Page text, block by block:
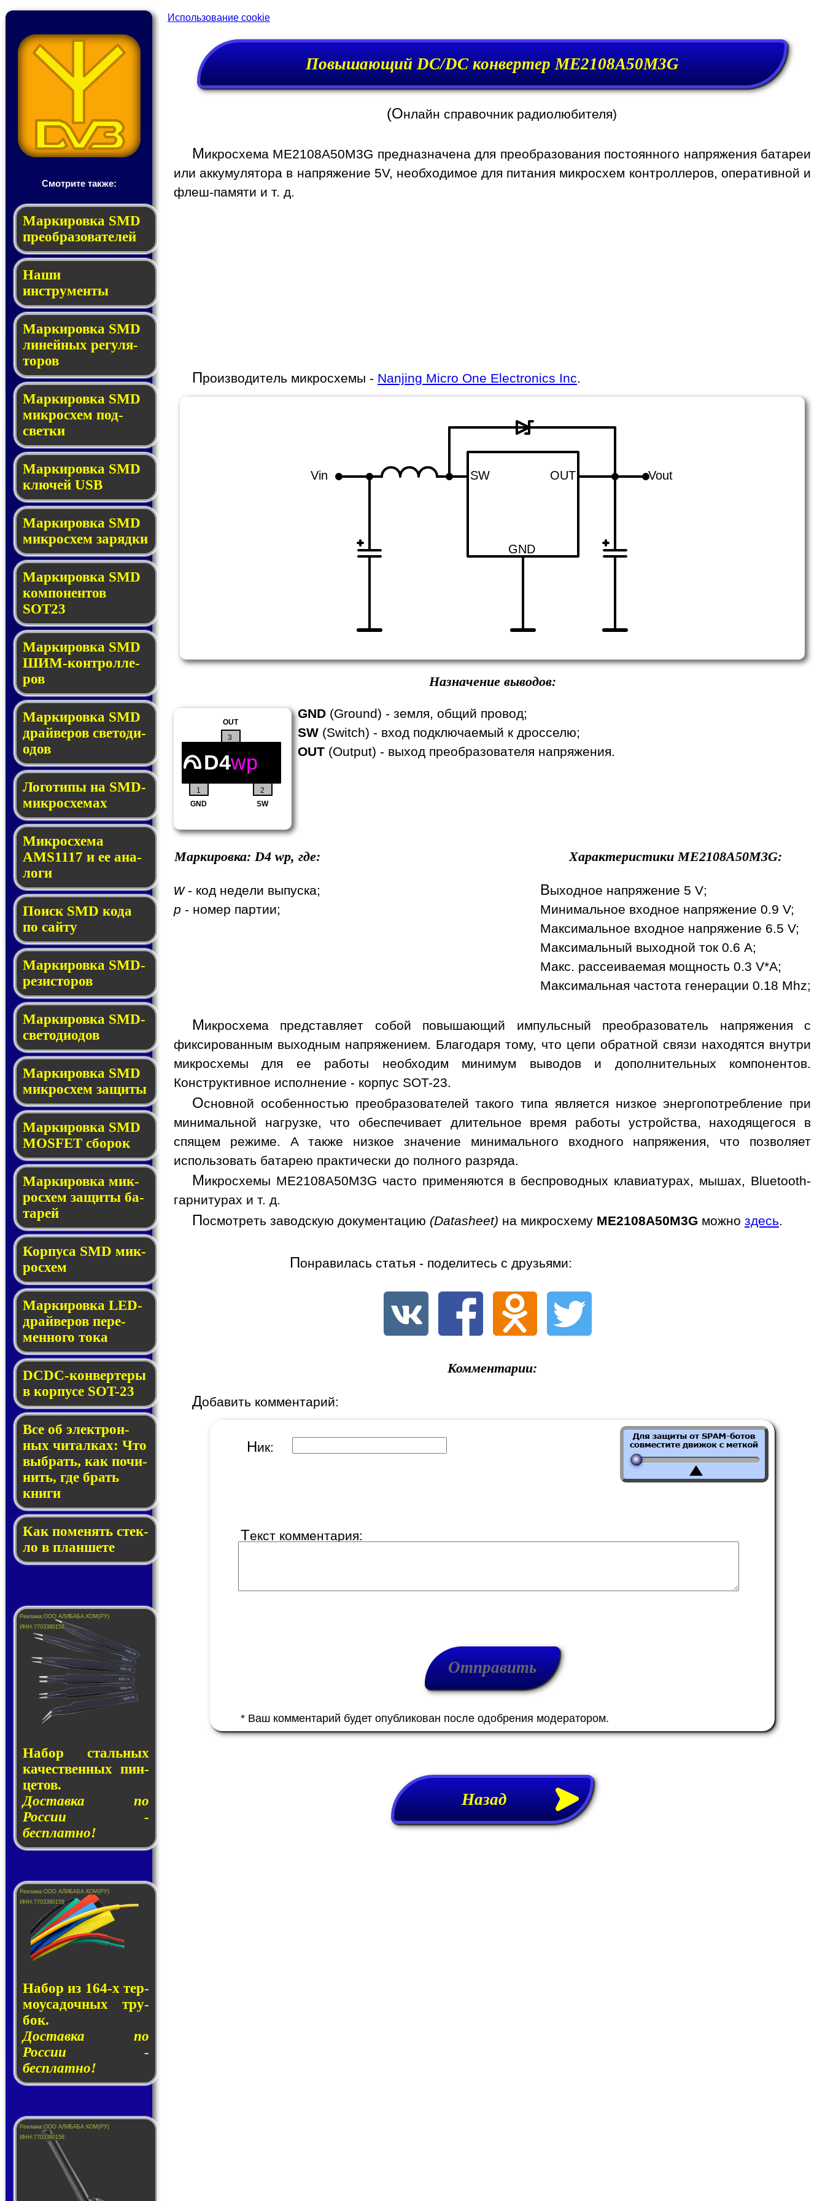
Смотрите также:
Мар­ки­ров­ка SMD
пре­об­ра­зо­ва­те­лей
Наши
инструменты
Маркировка SMD
ли­ней­ных ре­гу­ля­
то­ров
Маркировка SMD
мик­ро­схем под­
свет­ки
Маркировка SMD
клю­чей USB
Маркировка SMD
мик­рос­хем за­ряд­ки
Маркировка SMD
ком­по­нен­тов
SOT23
Маркировка SMD
ШИМ-кон­трол­ле­
ров
Маркировка SMD
драй­ве­ров све­то­ди­
о­дов
Логотипы на SMD-
мик­ро­схе­мах
Микросхема
AMS1117 и ее ана­
ло­ги
Поиск SMD ко­да
по сай­ту
Маркировка SMD-
ре­зис­то­ров
Маркировка SMD-
све­то­дио­дов
Мар­ки­ров­ка SMD
мик­рос­хем защиты
Мар­ки­ров­ка SMD
MOSFET сбо­рок
Мар­ки­ров­ка мик­
ро­схем за­щи­ты ба­
та­рей
Корпуса SMD мик­
ро­схем
Маркировка LED-
драй­ве­ров пе­ре­
мен­но­го то­ка
DCDC-кон­вер­те­ры
в кор­пу­се SOT-23
Все об элек­трон­
ных чи­тал­ках: Что
выб­рать, как по­чи­
нить, где брать
кни­ги
Как по­ме­нять стек­
ло в планшете
Набор сталь­ных
ка­чест­вен­ных пин­
це­тов.
Доставка по
России -
бесплатно!
Набор из 164-х тер­
мо­у­са­доч­ных тру­
бок.
Доставка по
России -
бесплатно!
Использование cookie
Повышающий DC/DC конвертер ME2108A50M3G
(Онлайн справочник радиолюбителя)
Микросхема ME2108A50M3G предназначена для преобразования постоянного напряжения батареи
или аккумулятора в напряжение 5V, необходимое для питания микросхем контроллеров, оперативной и
флеш-памяти и т. д.
Производитель микросхемы - Nanjing Micro One Electronics Inc.
Vin Vout
SW OUT
GND
Назначение выводов:
1
2
GND
SW
OUT
3
D4wp
GND (Ground) - земля, общий провод;
SW (Switch) - вход подключаемый к дросселю;
OUT (Output) - выход преобразователя напряжения.
Маркировка: D4wp, где:
w- код недели выпуска;
p - номер партии;
ХарактеристикиME2108A50M3G:
Выходное напряжение 5 V;
Минимальное входное напряжение 0.9 V;
Максимальное входное напряжение 6.5 V;
Максимальный выходной ток 0.6 A;
Макс. рассеиваемая мощность 0.3 V*A;
Максимальная частота генерации 0.18 Mhz;
Микросхема представляет собой повышающий импульсный преобразователь напряжения с
фиксированным выходным напряжением. Благодаря тому, что цепи обратной связи находятся внутри
микросхемы для ее работы необходим минимум выводов и дополнительных компонентов.
Конструктивное исполнение - корпус SOT-23.
Основной особенностью преобразователей такого типа является низкое энергопотребление при
минимальной нагрузке, что обеспечивает длительное время работы устройства, находящегося в
спящем режиме. А также низкое значение минимального входного напряжения, что позволяет
использовать батарею практически до полного разряда.
Микросхемы ME2108A50M3G часто применяются в беcпроводных клавиатурах, мышах, Bluetooth-
гарнитурах и т. д.
Посмотреть заводскую документацию (Datasheet) на микросхему ME2108A50M3G можно здесь.
Понравилась статья - поделитесь с друзьями:
Комментарии:
Добавить комментарий:
Ник:
Текст комментария:
* Ваш комментарий будет опубликован после одобрения модератором.
Назад